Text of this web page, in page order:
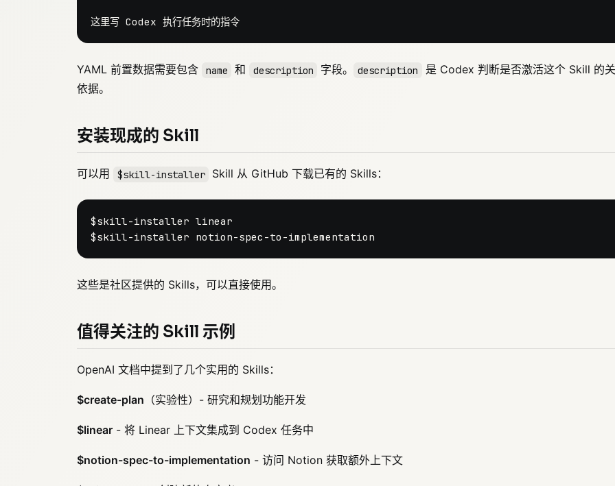
这里写 Codex 执行任务时的指令
YAML 前置数据需要包含 name 和 description 字段。 description
是 Codex 判断是否激活这个 Skill 的
依据。
安装现成的 Skill
可以用 $skill-installer Skill 从 GitHub 下载已有的 Skills：
$skill-installer linear
这些是社区提供的 Skills，可以直接使用。
值得关注的 Skill 示例
OpenAI 文档中提到了几个实用的 Skills：
$create-plan （实验性）- 研究和规划功能开发
$linear - 将 Linear 上下文集成到 Codex 任务中
$notion-spec-to-implementation - 访问 Notion 获取额外上下文